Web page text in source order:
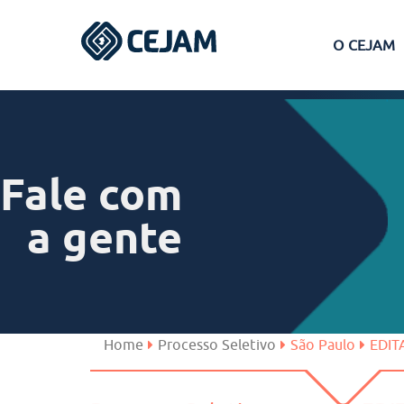
O CEJAM
Ferraz de Vasconcelos
São José dos Campos
Fale com
a gente
Home Processo Seletivo São Paulo